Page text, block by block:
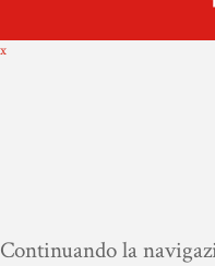
x
Continuando la